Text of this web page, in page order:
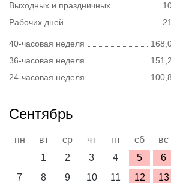
Выходных и праздничных
Рабочих дней
21
40-часовая неделя
36-часовая неделя
151,2
24-часовая неделя
100,8
Сентябрь
пн вт ср чт пт сб
вс
1
2 3 4 5
6
7
8 9 10 11 12
13